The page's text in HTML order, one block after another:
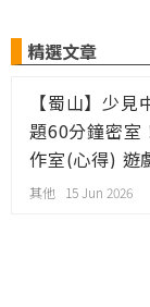
精選文章
【蜀山】少
題60分鐘密室
作室(心得) 遊
其他 15 Jun 2026